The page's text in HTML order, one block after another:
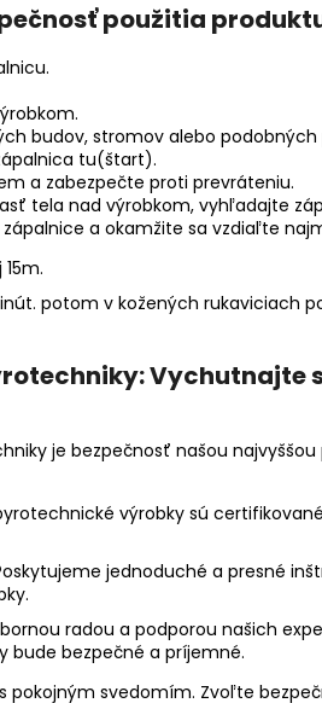
použitia
budov, stromov alebo podobných
tu(štart).
a zabezpečte proti prevráteniu.
tela nad výrobkom, vyhľadajte
a okamžite sa vzdiaľte
potom v kožených rukaviciach
Vychutnajte
je bezpečnosť našou
výrobky sú
jednoduché a presné
radou a podporou našich
bude bezpečné a príjemné.
pokojným svedomím. Zvoľte